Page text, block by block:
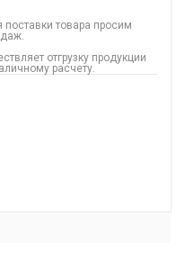
товара просим
отгрузку продукции
расчету.